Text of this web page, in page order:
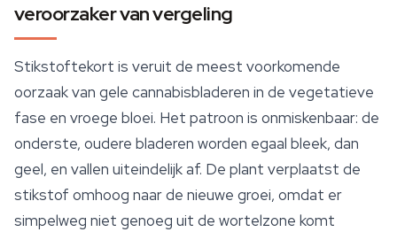
veroorzaker van vergeling
Stikstoftekort is veruit de meest voorkomende
oorzaak van gele cannabisbladeren in de vegetatieve
fase en vroege bloei. Het patroon is onmiskenbaar: de
onderste, oudere bladeren worden egaal bleek, dan
geel, en vallen uiteindelijk af. De plant verplaatst de
stikstof omhoog naar de nieuwe groei, omdat er
simpelweg niet genoeg uit de wortelzone komt